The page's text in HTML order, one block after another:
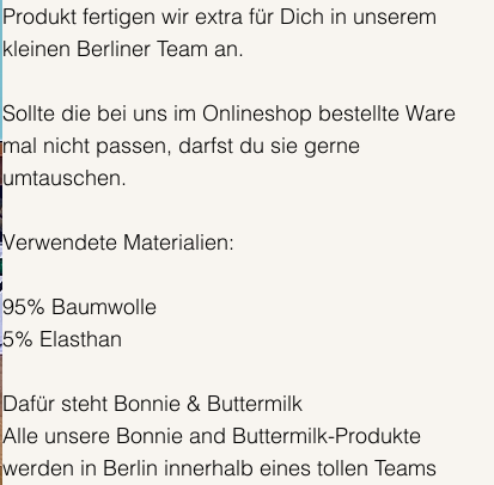
Produkt fertigen wir extra für Dich in unserem
kleinen Berliner Team an.
Sollte die bei uns im Onlineshop bestellte Ware
mal nicht passen, darfst du sie gerne
umtauschen.
Verwendete Materialien:
95% Baumwolle
5% Elasthan
Dafür steht Bonnie & Buttermilk
Alle unsere Bonnie and Buttermilk-Produkte
werden in Berlin innerhalb eines tollen Teams